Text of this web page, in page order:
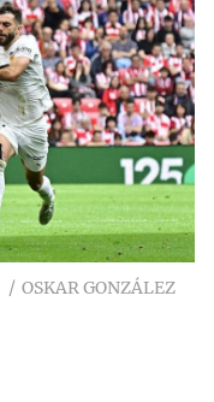
OSKAR GONZÁLEZ